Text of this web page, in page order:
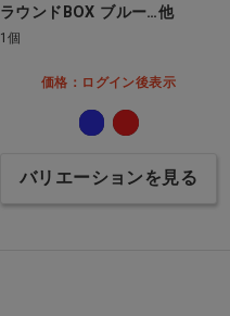
ラウンドBOX ブルー…他
1個
価格：ログイン後表示
バリエーションを見る